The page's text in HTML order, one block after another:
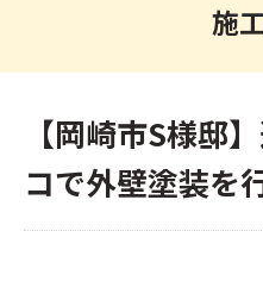
施
【岡崎市S様邸
コで外壁塗装を